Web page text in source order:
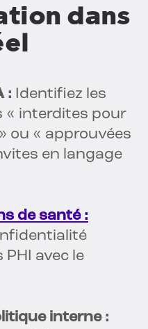
dans
: Identifiez les
« interdites pour
ou « approuvées
en langage
de santé :
PHI avec le
interne :